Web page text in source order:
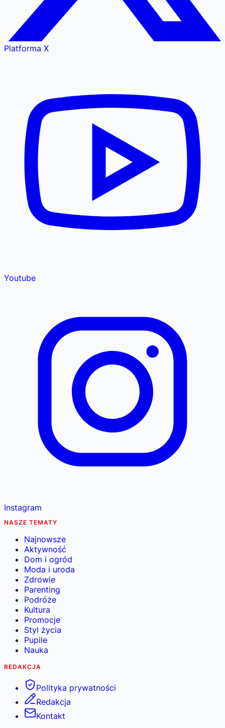
Platforma X
Youtube
Instagram
NASZE TEMATY
Najnowsze
Aktywność
Dom i ogród
Moda i uroda
Zdrowie
Parenting
Podróże
Kultura
Promocje
Styl życia
Pupile
Nauka
REDAKCJA
Polityka prywatności
Redakcja
Kontakt